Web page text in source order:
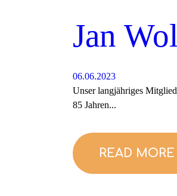
Jan
06.06.2023
Unser langjähriges
85 Jahren...
READ MORE